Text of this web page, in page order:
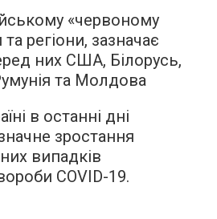
«червоному
регіони, зазначає
них США, Білорусь,
та Молдова
в останні дні
зростання
випадків
COVID-19.